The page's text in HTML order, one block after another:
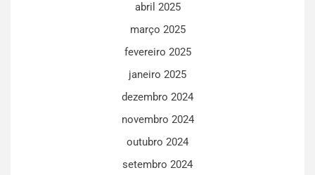
abril 2025
março 2025
fevereiro 2025
janeiro 2025
dezembro 2024
novembro 2024
outubro 2024
setembro 2024